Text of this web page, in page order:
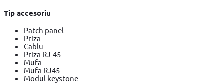
Tip accesoriu
Patch panel
Priza
Cablu
Priza RJ-45
Mufa
Mufa RJ45
Modul keystone